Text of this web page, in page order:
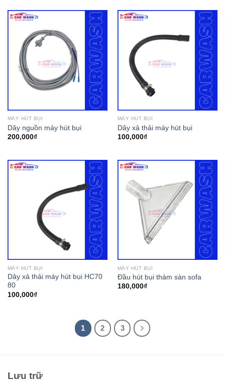
MÁY HÚT BỤI
Dây nguồn máy hút bụi
200,000₫
MÁY HÚT BỤI
Dây xả thải máy hút bụi
100,000₫
MÁY HÚT BỤI
Dây xả thải máy hút bụi HC70
80
100,000₫
MÁY HÚT BỤI
Đầu hút bụi thảm sàn sofa
180,000₫
1 2 3
Lưu trữ